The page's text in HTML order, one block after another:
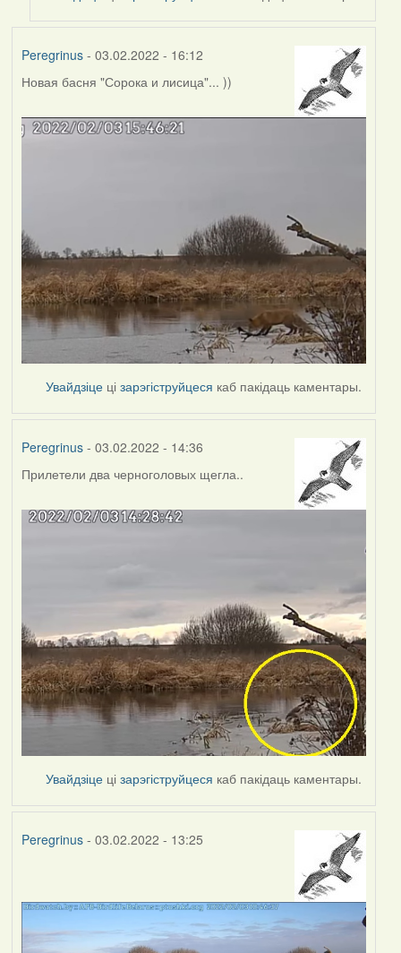
Peregrinus- 03.02.2022 - 16:12
Новая басня "Сорока и лисица"... ))
Увайдзіце цізарэгіструйцеся каб пакідаць каментары.
Peregrinus- 03.02.2022 - 14:36
Прилетели два черноголовых щегла..
Увайдзіце цізарэгіструйцеся каб пакідаць каментары.
Peregrinus- 03.02.2022 - 13:25